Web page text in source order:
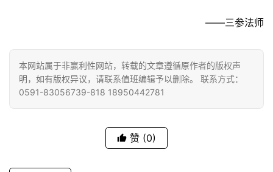
——三参法师
本网站属于非赢利性网站，转载的文章遵循原作者的版权声
明，如有版权异议，请联系值班编辑予以删除。 联系方式：
0591-83056739-818 18950442781
赞 (0)